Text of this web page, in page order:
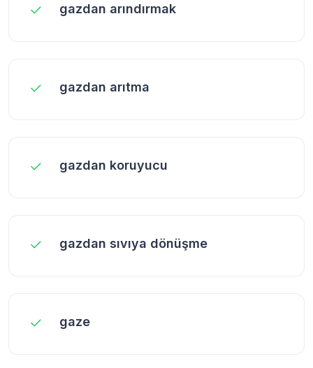
gazdan arındırmak
gazdan arıtma
gazdan koruyucu
gazdan sıvıya dönüşme
gaze